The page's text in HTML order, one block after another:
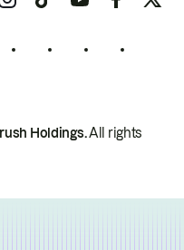
Holdings.All rights